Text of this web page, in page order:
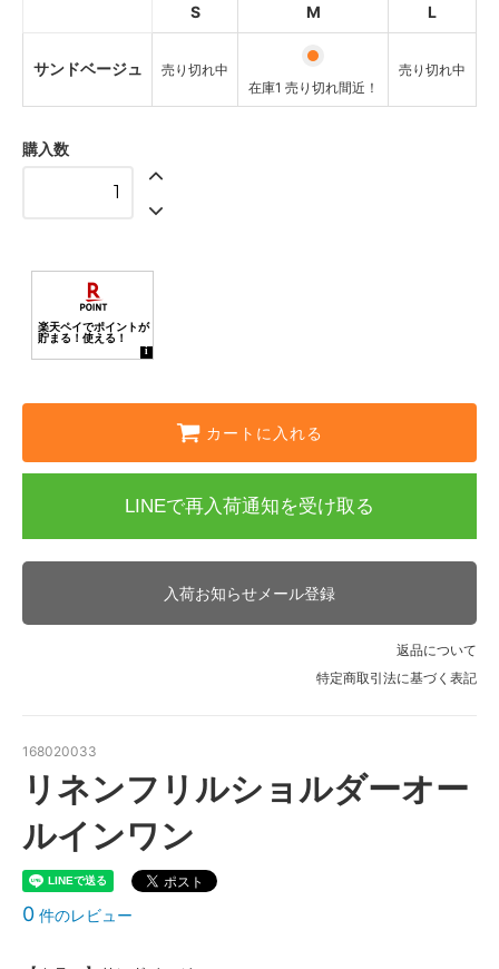
在庫1 売り切れ間近！
サンドベージュ
売り切れ中
S
M L
サンドベージュ
売り切れ中
在庫1 売り切れ間近！
売り切れ中
購入数
カートに入れる
LINEで再入荷通知を受け取る
入荷お知らせメール登録
返品について
特定商取引法に基づく表記
168020033
リネンフリルショルダーオー
ルインワン
0 件のレビュー